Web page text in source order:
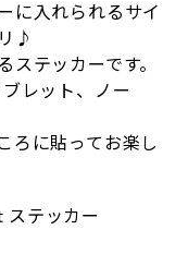
に入れられるサイ
♪
ステッカーです。
レット、ノー
ろに貼ってお楽し
ステッカー